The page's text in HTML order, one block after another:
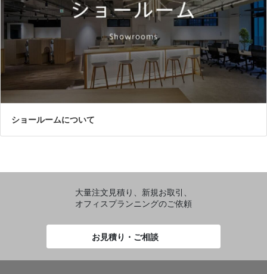
ショールームについて
大量注文見積り、新規お取引、
オフィスプランニングのご依頼
お見積り・ご相談